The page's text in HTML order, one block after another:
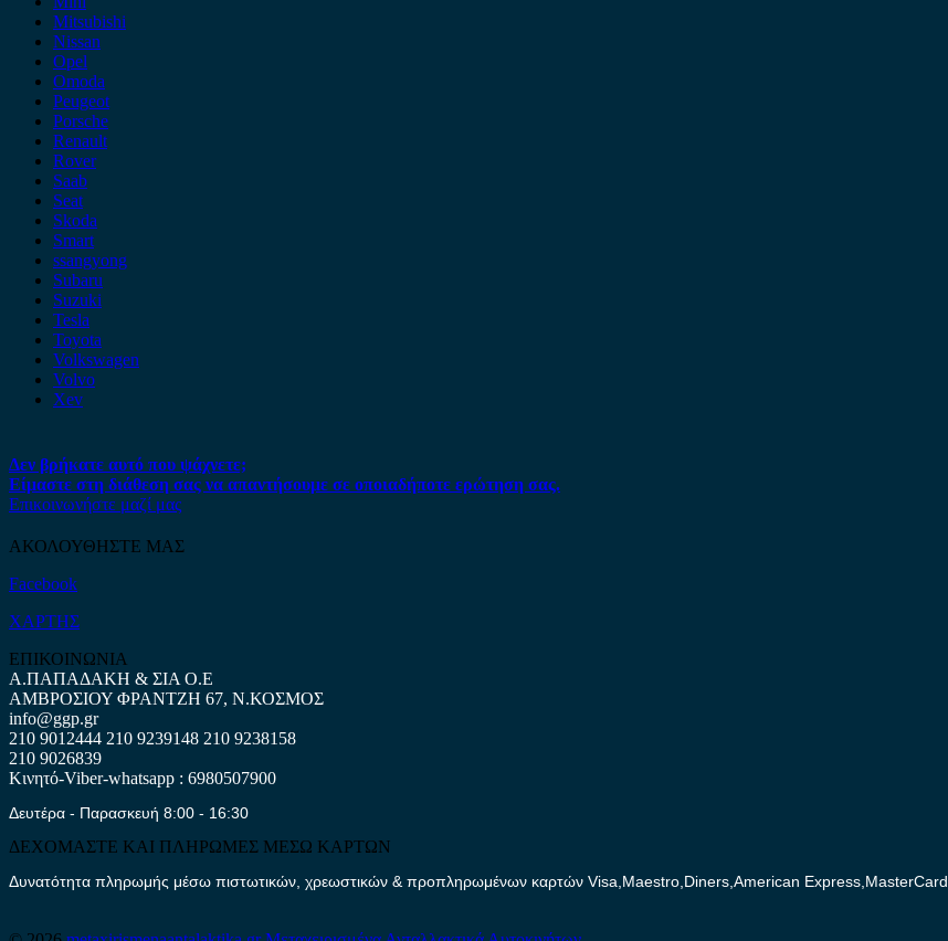
Mitsubishi
Nissan
Opel
Omoda
Peugeot
Porsche
Renault
Rover
Saab
Seat
Skoda
Smart
ssangyong
Subaru
Suzuki
Tesla
Toyota
Volkswagen
Volvo
Xev
Δεν βρήκατε αυτό που ψάχνετε;
Είμαστε στη διάθεση σας να απαντήσουμε σε οποιαδήποτε ερώτηση σας.
Επικοινωνήστε μαζί μας
ΑΚΟΛΟΥΘΗΣΤΕ ΜΑΣ
Facebook
ΧΑΡΤΗΣ
ΕΠΙΚΟΙΝΩΝΙΑ
Α.ΠΑΠΑΔΑΚΗ & ΣΙΑ Ο.Ε
ΑΜΒΡΟΣΙΟΥ ΦΡΑΝΤΖΗ 67, Ν.ΚΟΣΜΟΣ
info@ggp.gr
210 9012444 210 9239148 210 9238158
210 9026839
Κινητό-Viber-whatsapp : 6980507900
Δευτέρα - Παρασκευή 8:00 - 16:30
ΔΕΧΟΜΑΣΤΕ ΚΑΙ ΠΛΗΡΩΜΕΣ ΜΕΣΩ ΚΑΡΤΩΝ
Δυνατότητα πληρωμής μέσω πιστωτικών, χρεωστικών & προπληρωμένων καρτών Visa,Maestro,Diners,American Express,MasterCard.